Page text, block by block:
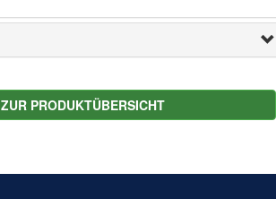
ZUR PRODUKTÜBERSICHT